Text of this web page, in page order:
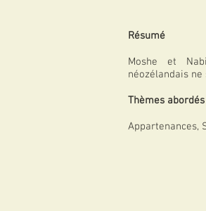
Résumé
Moshe et
néozélandais
Thèmes
Appartenances,